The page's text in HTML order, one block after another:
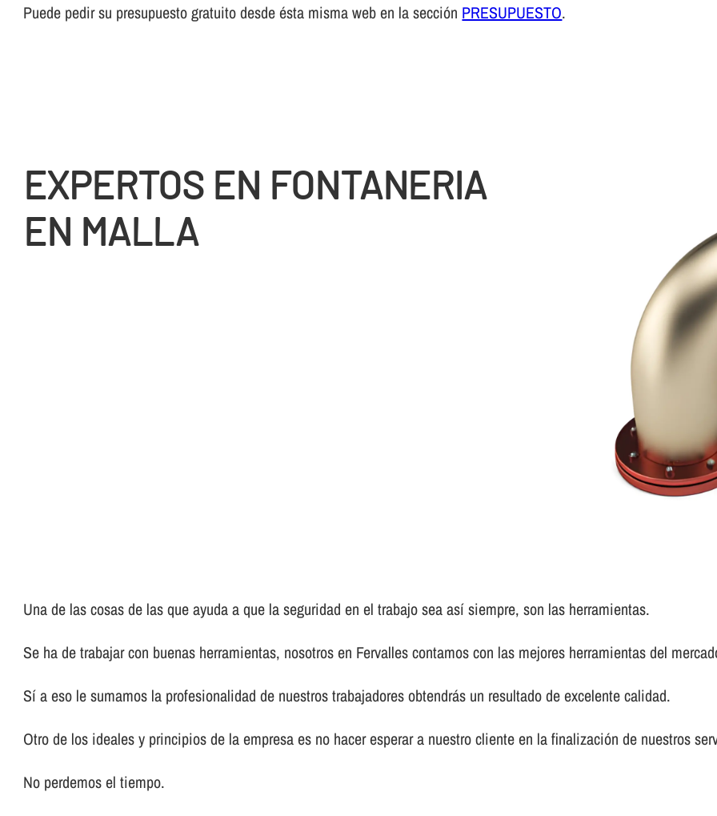
Puede pedir su presupuesto gratuito desde ésta misma web en la sección PRESUPUESTO.
EXPERTOS EN FONTANERIA
EN MALLA
Una de las cosas de las que ayuda a que la seguridad en el trabajo sea así­ siempre, son las herramientas.
Se ha de trabajar con buenas herramientas, nosotros en Fervalles contamos con las mejores herramientas del
Sí­ a eso le sumamos la profesionalidad de nuestros trabajadores obtendrás un resultado de excelente calidad.
Otro de los ideales y principios de la empresa es no hacer esperar a nuestro cliente en la finalización de nuestros
No perdemos el tiempo.